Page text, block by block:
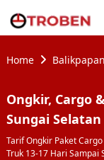
Home Balikpapan
Ongkir, Cargo
Sungai
Tarif Ongkir Paket
Truk 13-17 Hari Sampai